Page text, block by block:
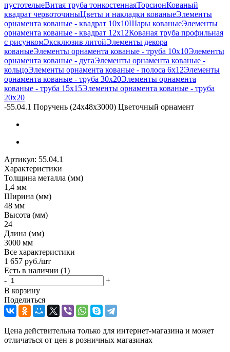
пустотелыеВитая труба тонкостеннаяТорсионКованый
квадрат червоточиныЦветы и накладки кованыеЭлементы
орнамента кованые - квадрат 10х10Шары кованыеЭлементы
орнамента кованые - квадрат 12х12Кованая труба профильная
с рисункомЭксклюзив литойЭлементы декора
кованыеЭлементы орнамента кованые - труба 10х10Элементы
орнамента кованые - дугаЭлементы орнамента кованые -
кольцоЭлементы орнамента кованые - полоса 6х12Элементы
орнамента кованые - труба 30х20Элементы орнамента
кованые - труба 15х15Элементы орнамента кованые - труба
20х20
-55.04.1 Поручень (24х48х3000) Цветочный орнамент
Артикул: 55.04.1
Характеристики
Толщина металла (мм)
1,4 мм
Ширина (мм)
48 мм
Высота (мм)
24
Длина (мм)
3000 мм
Все характеристики
1 657 руб./шт
Есть в наличии (1)
-
+
В корзину
Поделиться
Цена действительна только для интернет-магазина и может
отличаться от цен в розничных магазинах